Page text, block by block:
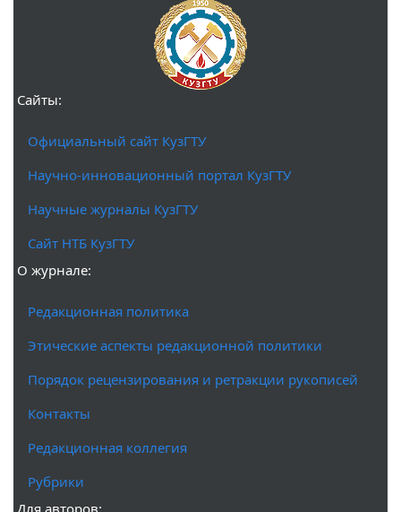
Сайты:
Официальный сайт КузГТУ
Научно-инновационный портал КузГТУ
Научные журналы КузГТУ
Сайт НТБ КузГТУ
О журнале:
Редакционная политика
Этические аспекты редакционной политики
Порядок рецензирования и ретракции рукописей
Контакты
Редакционная коллегия
Рубрики